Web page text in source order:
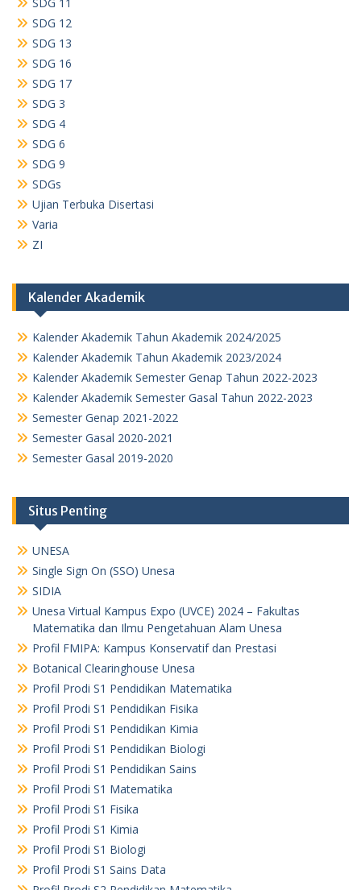
SDG 11
SDG 12
SDG 13
SDG 16
SDG 17
SDG 3
SDG 4
SDG 6
SDG 9
SDGs
Ujian Terbuka Disertasi
Varia
ZI
Kalender Akademik
Kalender Akademik Tahun Akademik 2024/2025
Kalender Akademik Tahun Akademik 2023/2024
Kalender Akademik Semester Genap Tahun 2022-2023
Kalender Akademik Semester Gasal Tahun 2022-2023
Semester Genap 2021-2022
Semester Gasal 2020-2021
Semester Gasal 2019-2020
Situs Penting
UNESA
Single Sign On (SSO) Unesa
SIDIA
Unesa Virtual Kampus Expo (UVCE) 2024 – Fakultas
Matematika dan Ilmu Pengetahuan Alam Unesa
Profil FMIPA: Kampus Konservatif dan Prestasi
Botanical Clearinghouse Unesa
Profil Prodi S1 Pendidikan Matematika
Profil Prodi S1 Pendidikan Fisika
Profil Prodi S1 Pendidikan Kimia
Profil Prodi S1 Pendidikan Biologi
Profil Prodi S1 Pendidikan Sains
Profil Prodi S1 Matematika
Profil Prodi S1 Fisika
Profil Prodi S1 Kimia
Profil Prodi S1 Biologi
Profil Prodi S1 Sains Data